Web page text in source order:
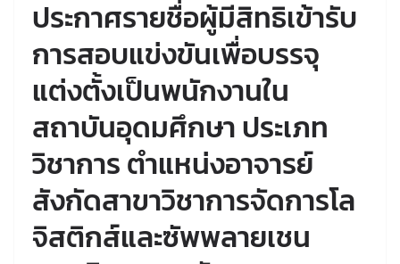
ประกาศรายชื่อผู้มีสิทธิเข้ารับ
การสอบแข่งขันเพื่อบรรจุ
แต่งตั้งเป็นพนักงานใน
สถาบันอุดมศึกษา ประเภท
วิชาการ ตำแหน่งอาจารย์
สังกัดสาขาวิชาการจัดการโล
จิสติกส์และซัพพลายเชน